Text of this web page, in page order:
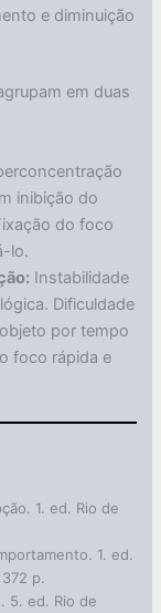
e diminuição
em duas
inibição do
do foco
lo.
Instabilidade
Dificuldade
por tempo
foco rápida e
1. ed. Rio de
1. ed.
p.
5. ed. Rio de